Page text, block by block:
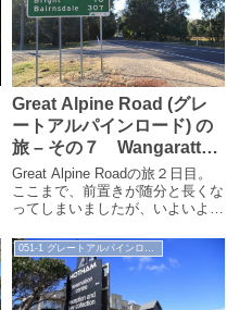
Great Alpine Road (グレ
ートアルパインロード) の
旅 – その７ Wangaratta
～Bright
Great Alpine Roadの旅２日目。
ここまで、前置きが随分と長くな
ってしまいましたが、いよいよ旅
のドライ...